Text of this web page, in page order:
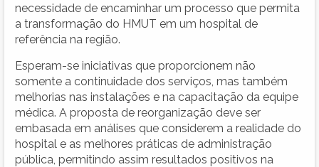
necessidade de encaminhar um processo que permita
a transformação do HMUT em um hospital de
referência na região.
Esperam-se iniciativas que proporcionem não
somente a continuidade dos serviços, mas também
melhorias nas instalações e na capacitação da equipe
médica. A proposta de reorganização deve ser
embasada em análises que considerem a realidade do
hospital e as melhores práticas de administração
pública, permitindo assim resultados positivos na